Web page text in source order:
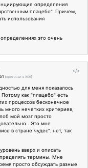
определения
плацебо". Причем,
использования
это очень
</>
(оригинал в ЖЖ)
для меня показалось
как "плацебо" есть
процессов бесконечное
много нечетких критериев,
мой мозг просто
Это мне
в стране чудес". нет, так
вверх и описать
термины. Мне
просто обсуждать разные